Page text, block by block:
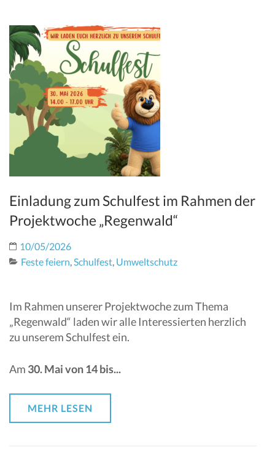
Einladung zum Schulfest im Rahmen der
Projektwoche „Regenwald“
10/05/2026
Feste feiern,Schulfest, Umweltschutz
Im Rahmen unserer Projektwoche zum Thema
„Regenwald“ laden wir alle Interessierten herzlich
zu unserem Schulfest ein.
Am 30. Mai von 14 bis...
MEHR LESEN